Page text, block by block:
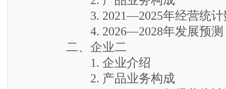
2. 产品业务构成
3. 2021—2025年经营统计
4. 2026—2028年发展预测
二、企业二
1. 企业介绍